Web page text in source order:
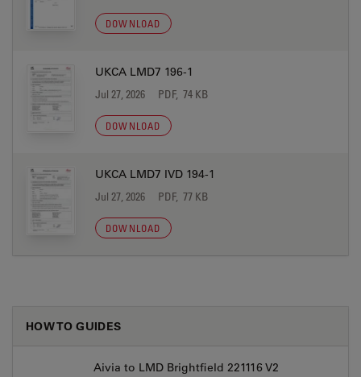
DOWNLOAD
UKCA LMD7 196-1
Jul 27, 2026 PDF, 74 KB
DOWNLOAD
UKCA LMD7 IVD 194-1
Jul 27, 2026 PDF, 77 KB
DOWNLOAD
HOW TO GUIDES
Aivia to LMD Brightfield 221116 V2